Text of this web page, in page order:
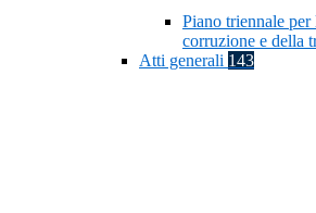
Piano triennale
corruzione e della
Atti generali 143